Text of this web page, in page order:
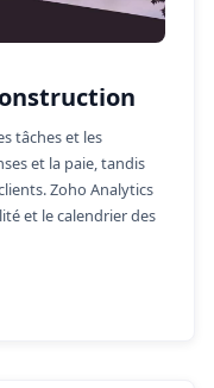
tâches et les
et la paie, tandis
Zoho Analytics
et le calendrier des